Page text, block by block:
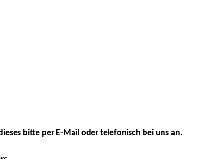
bitte per E-Mail oder telefonisch bei uns an.